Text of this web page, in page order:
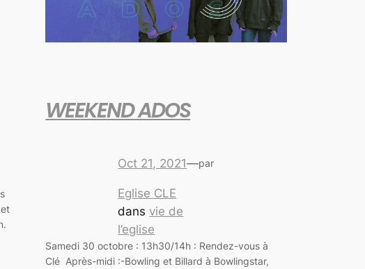
WEEKEND ADOS
Oct 21, 2021—par
Eglise CLE
dans vie de
l’eglise
Samedi 30 octobre : 13h30/14h : Rendez-vous à
Clé Après-midi :-Bowling et Billard à Bowlingstar,